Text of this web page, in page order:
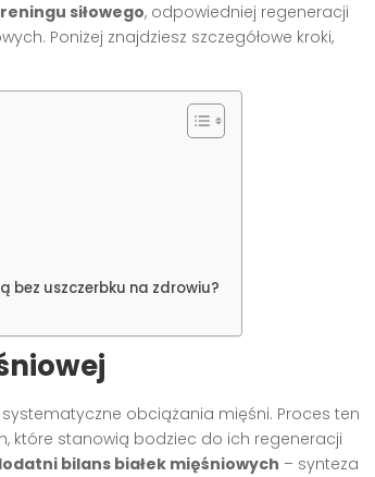
siłowego, odpowiedniej regeneracji
Poniżej znajdziesz szczegółowe kroki,
bez uszczerbku na zdrowiu?
obciążania mięśni. Proces ten
które stanowią bodziec do ich regeneracji
bilans białek mięśniowych – synteza